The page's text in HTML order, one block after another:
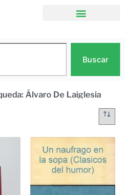
Buscar
Álvaro De Laiglesia